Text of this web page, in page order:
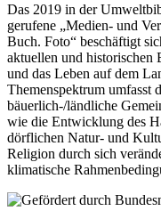
Das 2019 in der
gerufene „Medien- und
Buch. Foto“ beschäftigt
aktuellen und historischen
und das Leben auf dem
Themenspektrum umfasst
bäuerlich-/ländliche
wie die Entwicklung des
dörflichen Natur- und
Religion durch sich
klimatische